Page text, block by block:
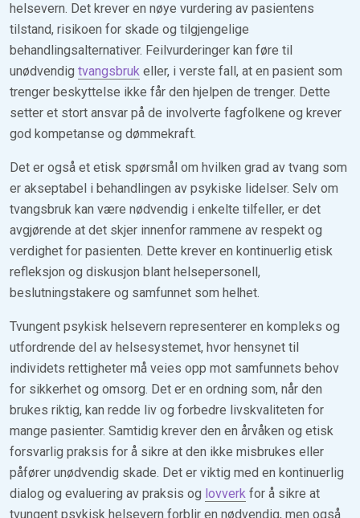
helsevern. Det krever en nøye vurdering av pasientens
tilstand, risikoen for skade og tilgjengelige
behandlingsalternativer. Feilvurderinger kan føre til
unødvendig tvangsbruk eller, i verste fall, at en pasient som
trenger beskyttelse ikke får den hjelpen de trenger. Dette
setter et stort ansvar på de involverte fagfolkene og krever
god kompetanse og dømmekraft.
Det er også et etisk spørsmål om hvilken grad av tvang som
er akseptabel i behandlingen av psykiske lidelser. Selv om
tvangsbruk kan være nødvendig i enkelte tilfeller, er det
avgjørende at det skjer innenfor rammene av respekt og
verdighet for pasienten. Dette krever en kontinuerlig etisk
refleksjon og diskusjon blant helsepersonell,
beslutningstakere og samfunnet som helhet.
Tvungent psykisk helsevern representerer en kompleks og
utfordrende del av helsesystemet, hvor hensynet til
individets rettigheter må veies opp mot samfunnets behov
for sikkerhet og omsorg. Det er en ordning som, når den
brukes riktig, kan redde liv og forbedre livskvaliteten for
mange pasienter. Samtidig krever den en årvåken og etisk
forsvarlig praksis for å sikre at den ikke misbrukes eller
påfører unødvendig skade. Det er viktig med en kontinuerlig
dialog og evaluering av praksis og lovverk for å sikre at
tvungent psykisk helsevern forblir en nødvendig, men også